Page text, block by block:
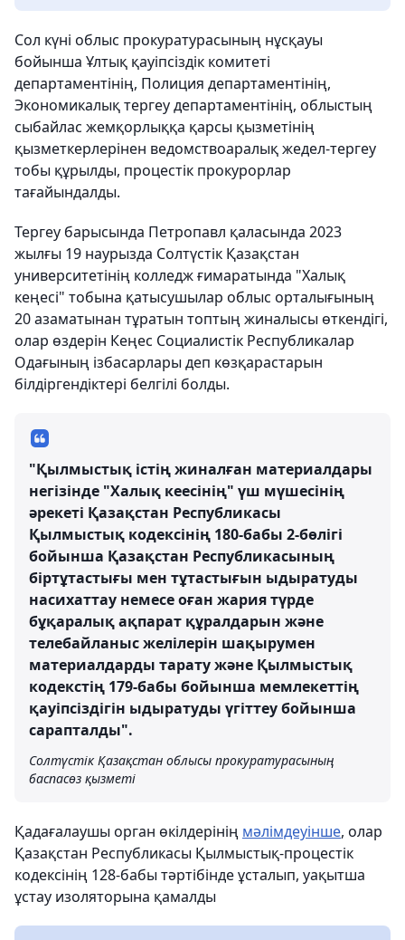
Cол күні облыс прокуратурасының нұсқауы
бойынша Ұлтық қауіпсіздік комитеті
департаментінің, Полиция департаментінің,
Экономикалық тергеу департаментінің, облыстың
cыбайлас жемқорлыққа қарсы қызметінің
қызметкерлерінен ведомствоаралық жедел-тергеу
тобы құрылды, процестік прокурорлар
тағайындалды.
Тергеу барысында Петропавл қаласында 2023
жылғы 19 наурызда Солтүстік Қазақстан
университетінің колледж ғимаратында "Халық
кеңесі" тобына қатысушылар облыс орталығының
20 азаматынан тұратын топтың жиналысы өткендігі,
олар өздерін Кеңес Социалистік Республикалар
Одағының ізбасарлары деп көзқарастарын
білдіргендіктері белгілі болды.
"Қылмыстық істің жиналған материалдары
негізінде "Халық кеесінің" үш мүшесінің
әрекеті Қазақстан Республикасы
Қылмыстық кодексінің 180-бабы 2-бөлігі
бойынша Қазақстан Республикасының
біртұтастығы мен тұтастығын ыдыратуды
насихаттау немесе оған жария түрде
бұқаралық ақпарат құралдарын және
телебайланыс желілерін шақырумен
материалдарды тарату және Қылмыстық
кодекстің 179-бабы бойынша мемлекеттің
қауіпсіздігін ыдыратуды үгіттеу бойынша
сарапталды".
Солтүстік Қазақстан облысы прокуратурасының
баспасөз қызметі
Қадағалаушы орган өкілдерінің мәлімдеуінше, олар
Қазақстан Республикасы Қылмыстық-процестік
кодексінің 128-бабы тәртібінде ұсталып, уақытша
ұстау изоляторына қамалды